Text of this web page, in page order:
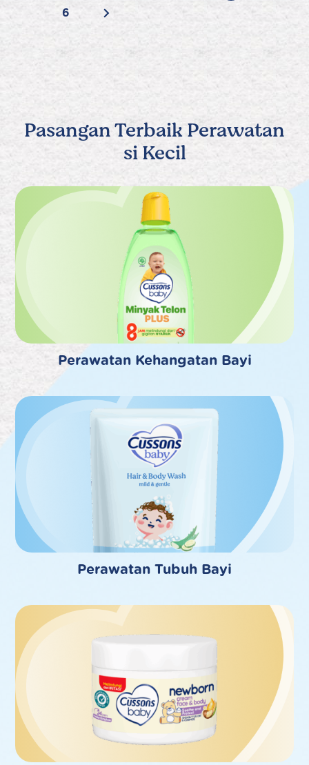
6
Pasangan Terbaik Perawatan
si Kecil
Perawatan Kehangatan Bayi
Perawatan Tubuh Bayi